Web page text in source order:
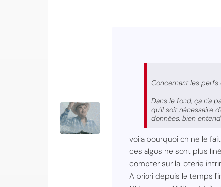
Concernant les
Dans le fond, ça n'a
qu'il soit nécessaire
données, bien
voila pourquoi on ne le
ces algos ne sont plus
compter sur la loterie
A priori depuis le temps